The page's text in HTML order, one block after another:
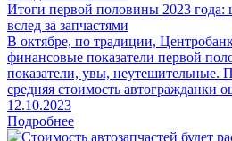
Итоги первой половины 2023
вслед за запчастями
В октябре, по традиции,
финансовые показатели первой
показатели, увы, неутешительные.
средняя стоимость автогражданки
12.10.2023
Подробнее